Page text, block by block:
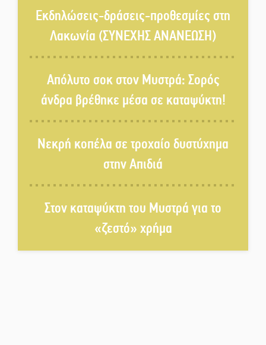
την τέχνη της πέτρας
Στους ρυθμούς της Ελεωνόρας
Ζουγανέλη το Σαϊνοπούλειο
του Λαχίου
Παλαιοπαναγιά ξεσκέπασε η
Αστυνομία
Μπαρόκ μελωδίες κάτω από την
αυγουστιάτικη πανσέληνο της
Εκδηλώσεις-δράσεις-προθεσμίες στη
Λακωνία (ΣΥΝΕΧΗΣ ΑΝΑΝΕΩΣΗ)
Απόλυτο σοκ στον Μυστρά: Σορός
άνδρα βρέθηκε μέσα σε καταψύκτη!
Νεκρή κοπέλα σε τροχαίο δυστύχημα
στην Απιδιά
Στον καταψύκτη του Μυστρά για το
«ζεστό» χρήμα